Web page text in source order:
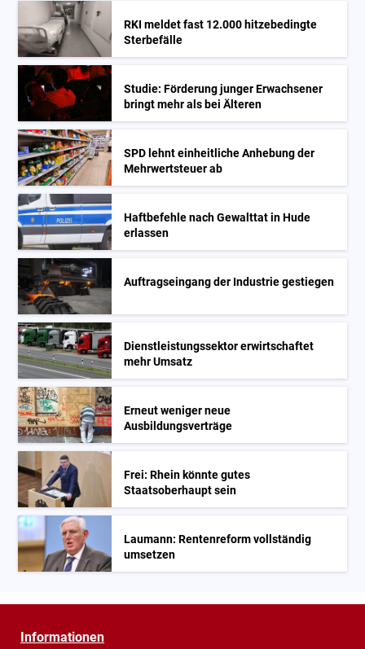
RKI meldet fast 12.000 hitzebedingte
Sterbefälle
Studie: Förderung junger Erwachsener
bringt mehr als bei Älteren
SPD lehnt einheitliche Anhebung der
Mehrwertsteuer ab
Haftbefehle nach Gewalttat in Hude
erlassen
Auftragseingang der Industrie gestiegen
Dienstleistungssektor erwirtschaftet
mehr Umsatz
Erneut weniger neue
Ausbildungsverträge
Frei: Rhein könnte gutes
Staatsoberhaupt sein
Laumann: Rentenreform vollständig
umsetzen
Informationen